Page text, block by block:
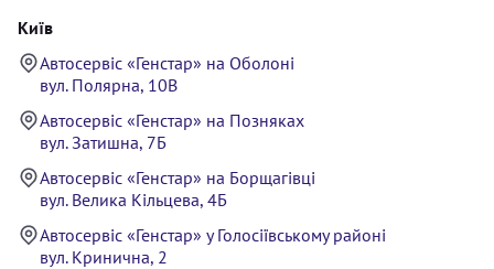
Київ
Автосервіс «Генстар» на Оболоні
вул. Полярна, 10В
Автосервіс «Генстар» на Позняках
вул. Затишна, 7Б
Автосервіс «Генстар» на Борщагівці
вул. Велика Кільцева, 4Б
Автосервіс «Генстар» у Голосіївському районі
вул. Кринична, 2